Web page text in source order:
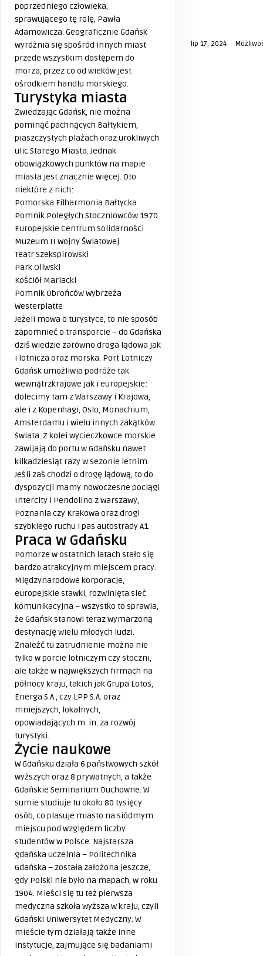
poprzedniego człowieka,
sprawującego tę rolę, Pawła
Adamowicza. Geograficznie Gdańsk
wyróżnia się spośród innych miast
przede wszystkim dostępem do
morza, przez co od wieków jest
ośrodkiem handlu morskiego.
Turystyka miasta
Zwiedzając Gdańsk, nie można
pominąć pachnących Bałtykiem,
piaszczystych plażach oraz urokliwych
ulic Starego Miasta. Jednak
obowiązkowych punktów na mapie
miasta jest znacznie więcej. Oto
niektóre z nich:
Pomorska Filharmonia Bałtycka
Pomnik Poległych Stoczniowców 1970
Europejskie Centrum Solidarności
Muzeum II Wojny Światowej
Teatr Szekspirowski
Park Oliwski
Kościół Mariacki
Pomnik Obrońców Wybrzeża
Westerplatte
Jeżeli mowa o turystyce, to nie sposób
zapomnieć o transporcie – do Gdańska
dziś wiedzie zarówno droga lądowa jak
i lotnicza oraz morska. Port Lotniczy
Gdańsk umożliwia podróże tak
wewnątrzkrajowe jak i europejskie:
dolecimy tam z Warszawy i Krajowa,
ale i z Kopenhagi, Oslo, Monachium,
Amsterdamu i wielu innych zakątków
świata. Z kolei wycieczkowce morskie
zawijają do portu w Gdańsku nawet
kilkadziesiąt razy w sezonie letnim.
Jeśli zaś chodzi o drogę lądową, to do
dyspozycji mamy nowoczesne pociągi
Intercity i Pendolino z Warszawy,
Poznania czy Krakowa oraz drogi
szybkiego ruchu i pas autostrady A1.
Praca w Gdańsku
Pomorze w ostatnich latach stało się
bardzo atrakcyjnym miejscem pracy.
Międzynarodowe korporacje,
europejskie stawki, rozwinięta sieć
komunikacyjna – wszystko to sprawia,
że Gdańsk stanowi teraz wymarzoną
destynację wielu młodych ludzi.
Znaleźć tu zatrudnienie można nie
tylko w porcie lotniczym czy stoczni,
ale także w największych firmach na
północy kraju, takich jak Grupa Lotos,
Energa S.A., czy LPP S.A. oraz
mniejszych, lokalnych,
opowiadających m. in. za rozwój
turystyki.
Życie naukowe
W Gdańsku działa 6 państwowych szkół
wyższych oraz 8 prywatnych, a także
Gdańskie Seminarium Duchowne. W
sumie studiuje tu około 80 tysięcy
osób, co plasuje miasto na siódmym
miejscu pod względem liczby
studentów w Polsce. Najstarsza
gdańska uczelnia – Politechnika
Gdańska – została założona jeszcze,
gdy Polski nie było na mapach, w roku
1904. Mieści się tu też pierwsza
medyczna szkoła wyższa w kraju, czyli
Gdański Uniwersytet Medyczny. W
mieście tym działają także inne
instytucje, zajmujące się badaniami
lip 17, 2024